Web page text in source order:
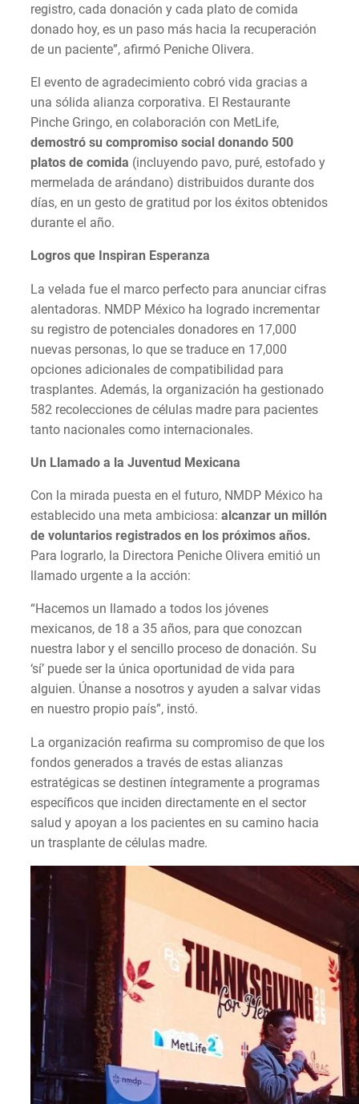
registro, cada donación y cada plato de comida
donado hoy, es un paso más hacia la recuperación
de un paciente”, afirmó Peniche Olivera.
El evento de agradecimiento cobró vida gracias a
una sólida alianza corporativa. El Restaurante
Pinche Gringo, en colaboración con MetLife,
demostró su compromiso social donando 500
platos de comida (incluyendo pavo, puré, estofado y
mermelada de arándano) distribuidos durante dos
días, en un gesto de gratitud por los éxitos obtenidos
durante el año.
Logros que Inspiran Esperanza
La velada fue el marco perfecto para anunciar cifras
alentadoras. NMDP México ha logrado incrementar
su registro de potenciales donadores en 17,000
nuevas personas, lo que se traduce en 17,000
opciones adicionales de compatibilidad para
trasplantes. Además, la organización ha gestionado
582 recolecciones de células madre para pacientes
tanto nacionales como internacionales.
Un Llamado a la Juventud Mexicana
Con la mirada puesta en el futuro, NMDP México ha
establecido una meta ambiciosa: alcanzar un millón
de voluntarios registrados en los próximos años.
Para lograrlo, la Directora Peniche Olivera emitió un
llamado urgente a la acción:
“Hacemos un llamado a todos los jóvenes
mexicanos, de 18 a 35 años, para que conozcan
nuestra labor y el sencillo proceso de donación. Su
‘sí’ puede ser la única oportunidad de vida para
alguien. Únanse a nosotros y ayuden a salvar vidas
en nuestro propio país”, instó.
La organización reafirma su compromiso de que los
fondos generados a través de estas alianzas
estratégicas se destinen íntegramente a programas
específicos que inciden directamente en el sector
salud y apoyan a los pacientes en su camino hacia
un trasplante de células madre.